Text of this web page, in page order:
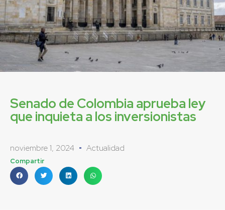
Senado de Colombia aprueba ley
que inquieta a los inversionistas
noviembre 1, 2024 Actualidad
Compartir